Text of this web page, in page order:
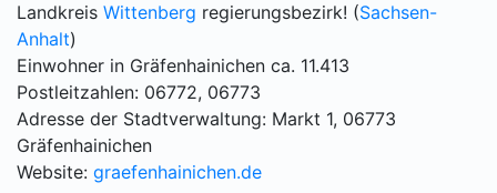
Landkreis Wittenberg regierungsbezirk! (Sachsen-
Anhalt)
Einwohner in Gräfenhainichen ca. 11.413
Postleitzahlen: 06772, 06773
Adresse der Stadtverwaltung: Markt 1, 06773
Gräfenhainichen
Website: graefenhainichen.de